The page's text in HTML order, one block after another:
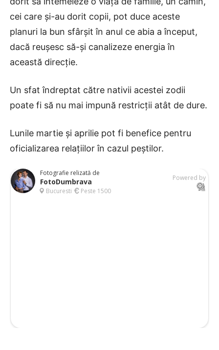
cei care și-au dorit copii, pot duce aceste
planuri la bun sfârșit în anul ce abia a început,
dacă reușesc să-și canalizeze energia în
această direcție.
Un sfat îndreptat către nativii acestei zodii
poate fi să nu mai impună restricții atât de dure.
Lunile martie și aprilie pot fi benefice pentru
oficializarea relațiilor în cazul peștilor.